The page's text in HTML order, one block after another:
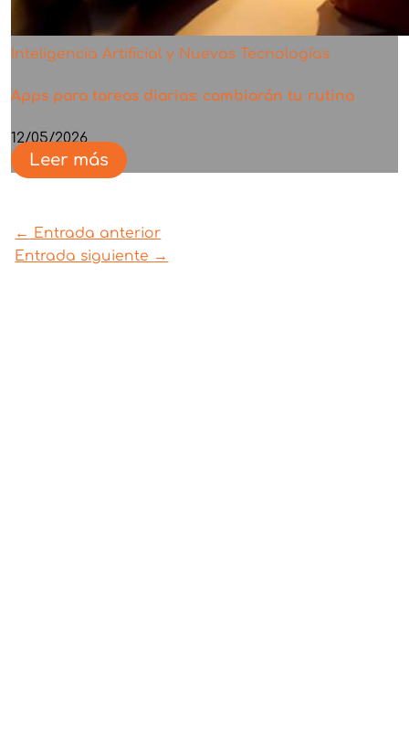
Inteligencia Artificial y Nuevas Tecnologías
Apps para tareas diarias: cambiarán tu rutina
12/05/2026
Leer más
← Entrada anterior
Entrada siguiente →